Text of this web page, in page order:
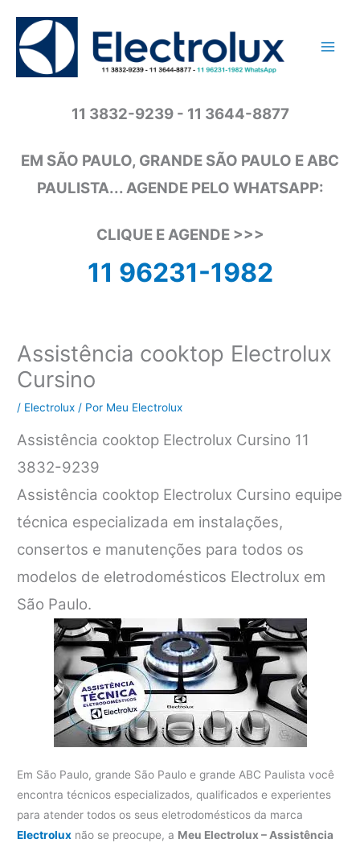
conteúdo
11 3832-9239 - 11 3644-8877
EM SÃO PAULO, GRANDE SÃO PAULO E ABC
PAULISTA... AGENDE PELO WHATSAPP:
CLIQUE E AGENDE >>>
11 96231-1982
Assistência cooktop Electrolux
Cursino
/ Electrolux / Por Meu Electrolux
Assistência cooktop Electrolux Cursino 11
3832-9239
Assistência cooktop Electrolux Cursino equipe
técnica especializada em instalações,
consertos e manutenções para todos os
modelos de eletrodomésticos Electrolux em
São Paulo.
Em São Paulo, grande São Paulo e grande ABC Paulista você
encontra técnicos especializados, qualificados e experientes
para atender todos os seus eletrodomésticos da marca
Electrolux não se preocupe, a Meu Electrolux – Assistência